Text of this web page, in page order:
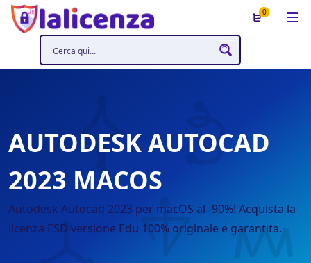
0
AUTODESK AUTOCAD
2023 MACOS
Autodesk Autocad 2023 per macOS al -90%! Acquista la
licenza ESD versione Edu 100% originale e garantita.